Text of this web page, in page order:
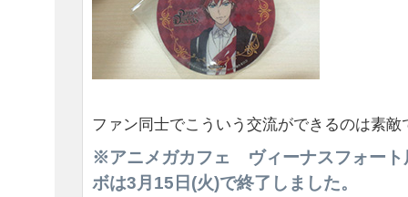
ファン同士でこういう交流ができるのは素敵
※アニメガカフェ ヴィーナスフォート
ボは3月15日(火)で終了しました。